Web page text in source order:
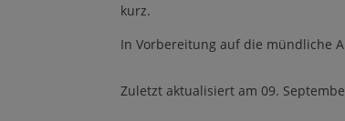
kurz.
In Vorbereitung auf die mündliche
Zuletzt aktualisiert am 09.